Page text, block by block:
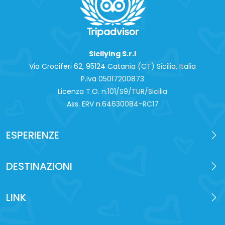
Sicilying S.r.l
Via Crociferi 62, 95124 Catania (CT) Sicilia, Italia
P.iva 0‍5017200873
Licenza T.O. n.101/S9/TUR/Sicilia
Ass. ERV n.64630084-RC17
ESPERIENZE
DESTINAZIONI
LINK